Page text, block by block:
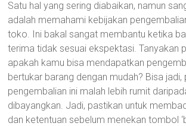
Satu hal yang sering diabaikan, namun
adalah memahami kebijakan
toko. Ini bakal sangat membantu ketika
terima tidak sesuai ekspektasi. Tanyakan
apakah kamu bisa mendapatkan
bertukar barang dengan mudah? Bisa jadi,
pengembalian ini malah lebih rumit
dibayangkan. Jadi, pastikan untuk
dan ketentuan sebelum menekan tombol